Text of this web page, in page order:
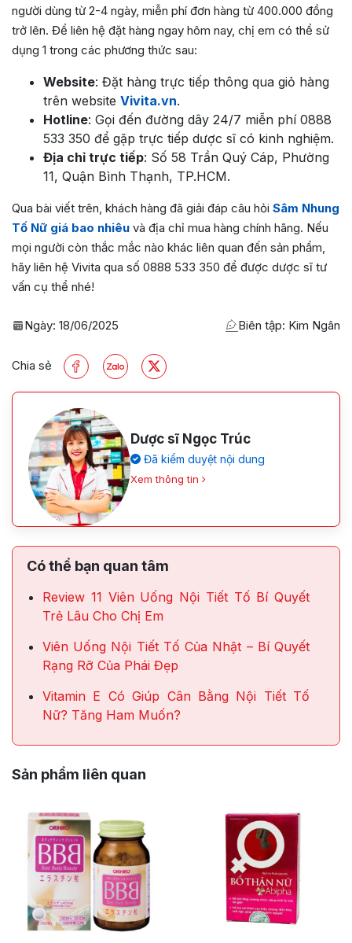
người dùng từ 2-4 ngày, miễn phí đơn hàng từ 400.000 đồng
trở lên. Để liên hệ đặt hàng ngay hôm nay, chị em có thể sử
dụng 1 trong các phương thức sau:
Website: Đặt hàng trực tiếp thông qua giỏ hàng
trên website Vivita.vn.
Hotline: Gọi đến đường dây 24/7 miễn phí 0888
533 350 để gặp trực tiếp dược sĩ có kinh nghiệm.
Địa chỉ trực tiếp: Số 58 Trần Quý Cáp, Phường
11, Quận Bình Thạnh, TP.HCM.
Qua bài viết trên, khách hàng đã giải đáp câu hỏi Sâm Nhung
Tố Nữ giá bao nhiêu và địa chỉ mua hàng chính hãng. Nếu
mọi người còn thắc mắc nào khác liên quan đến sản phẩm,
hãy liên hệ Vivita qua số 0888 533 350 để được dược sĩ tư
vấn cụ thể nhé!
Ngày: 18/06/2025 Biên tập: Kim Ngân
Chia sẻ
Dược sĩ Ngọc Trúc
Đã kiểm duyệt nội dung
Xem thông tin
Có thể bạn quan tâm
Review 11 Viên Uống Nội Tiết Tố Bí Quyết
Trẻ Lâu Cho Chị Em
Viên Uống Nội Tiết Tố Của Nhật – Bí Quyết
Rạng Rỡ Của Phái Đẹp
Vitamin E Có Giúp Cân Bằng Nội Tiết Tố
Nữ? Tăng Ham Muốn?
Sản phẩm liên quan